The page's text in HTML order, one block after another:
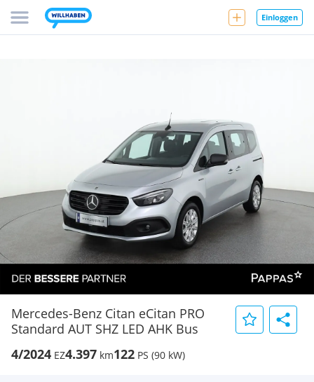
Einloggen
Mercedes-Benz Citan eCitan PRO
Standard AUT SHZ LED AHK Bus
4/2024 EZ4.397 km122 PS (90 kW)